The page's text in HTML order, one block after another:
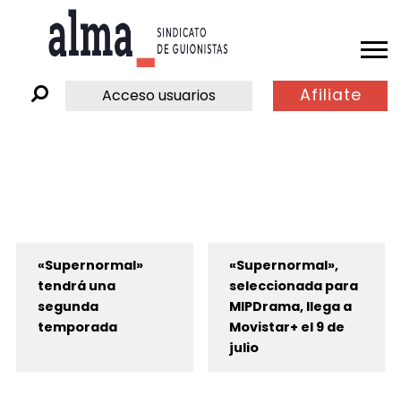
Acceso usuarios Afiliate
«Supernormal»
tendrá una
segunda
temporada
«Supernormal»,
seleccionada para
MIPDrama, llega a
Movistar+ el 9 de
julio